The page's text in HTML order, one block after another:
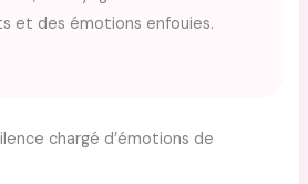
et des émotions enfouies.
chargé d’émotions de